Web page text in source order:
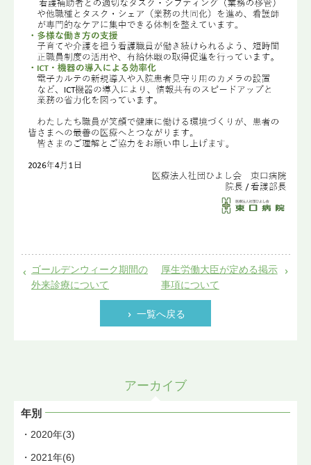
ゴールデンウィーク期間の
外来診療について
一覧へ戻る
厚生労働大臣が定める掲示
事項について
アーカイブ
年別
2020年(3)
2021年(6)